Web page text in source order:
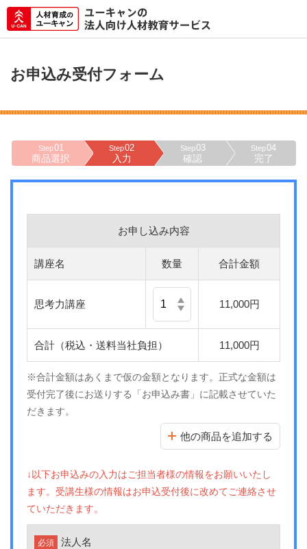
お申込み受付フォーム
Step01
商品選択
Step02
入力
Step03
確認
Step04
完了
お申し込み内容
講座名 数量 合計金額
思考力講座 11,000円
合計（税込・送料当社負担） 11,000円
※合計金額はあくまで仮の金額となります。正式な金額は
受付完了後にお送りする「お申込み書」に記載させていた
だきます。
他の商品を追加する
↓以下お申込みの入力はご担当者様の情報をお願いいたし
ます。受講生様の情報はお申込受付後に改めてご連絡させ
ていただきます。
必須 法人名